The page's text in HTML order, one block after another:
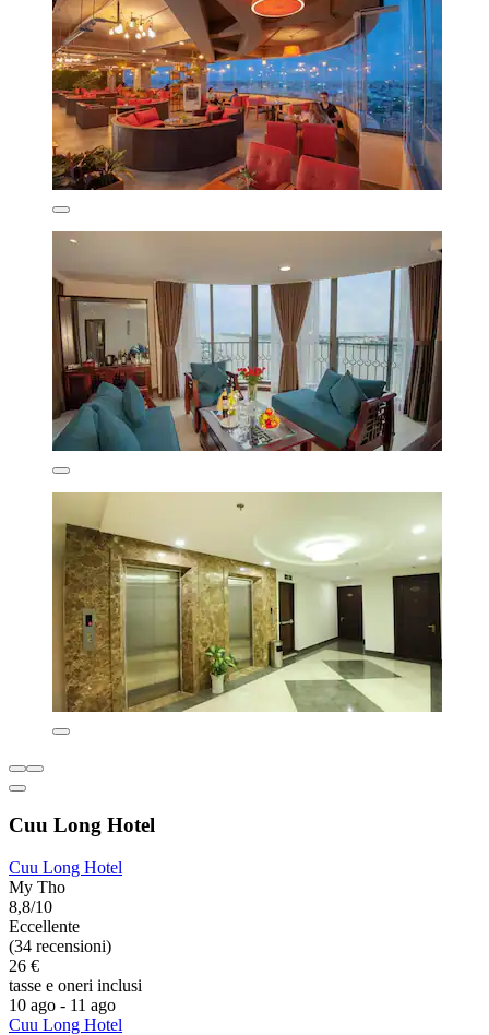
Cuu Long Hotel
Cuu Long Hotel
My Tho
8,8/10
Eccellente
(34 recensioni)
26 €
tasse e oneri inclusi
10 ago - 11 ago
Cuu Long Hotel